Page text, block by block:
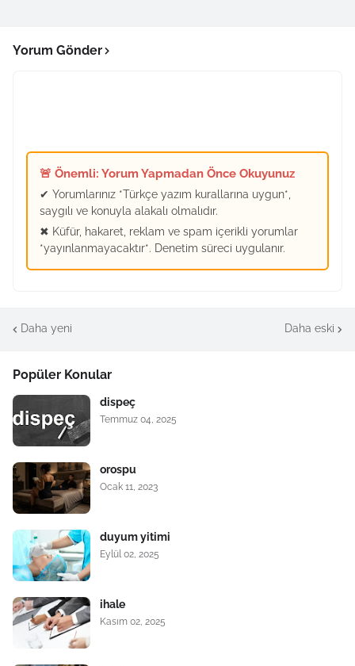
Yorum Gönder
🚨 Önemli: Yorum Yapmadan Önce Okuyunuz
✔ Yorumlarınız *Türkçe yazım kurallarına uygun*,
saygılı ve konuyla alakalı olmalıdır.
✖ Küfür, hakaret, reklam ve spam içerikli yorumlar
*yayınlanmayacaktır*. Denetim süreci uygulanır.
Daha yeni Daha eski
Popüler Konular
dispeç
Temmuz 04, 2025
orospu
Ocak 11, 2023
duyum yitimi
Eylül 02, 2025
ihale
Kasım 02, 2025